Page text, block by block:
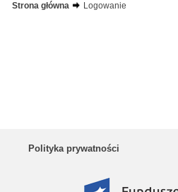
Strona główna
Logowanie
Polityka prywatności